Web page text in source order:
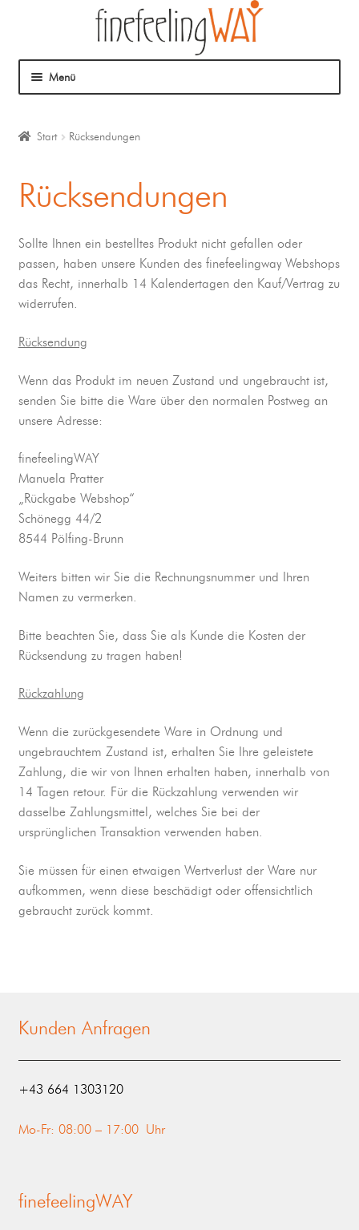
Menü
Coaching
Klangmassage
Start Rücksendungen
Rücksendungen
Sollte Ihnen ein bestelltes Produkt nicht gefallen oder
passen, haben unsere Kunden des finefeelingway Webshops
das Recht, innerhalb 14 Kalendertagen den Kauf/Vertrag zu
widerrufen.
Rücksendung
Wenn das Produkt im neuen Zustand und ungebraucht ist,
senden Sie bitte die Ware über den normalen Postweg an
unsere Adresse:
finefeelingWAY
Manuela Pratter
„Rückgabe Webshop“
Schönegg 44/2
8544 Pölfing-Brunn
Weiters bitten wir Sie die Rechnungsnummer und Ihren
Namen zu vermerken.
Bitte beachten Sie, dass Sie als Kunde die Kosten der
Rücksendung zu tragen haben!
Rückzahlung
Wenn die zurückgesendete Ware in Ordnung und
ungebrauchtem Zustand ist, erhalten Sie Ihre geleistete
Zahlung, die wir von Ihnen erhalten haben, innerhalb von
14 Tagen retour. Für die Rückzahlung verwenden wir
dasselbe Zahlungsmittel, welches Sie bei der
ursprünglichen Transaktion verwenden haben.
Sie müssen für einen etwaigen Wertverlust der Ware nur
aufkommen, wenn diese beschädigt oder offensichtlich
gebraucht zurück kommt.
Kunden Anfragen
‭+43 664 1303120‬
Mo-Fr: 08:00 – 17:00 Uhr
finefeelingWAY